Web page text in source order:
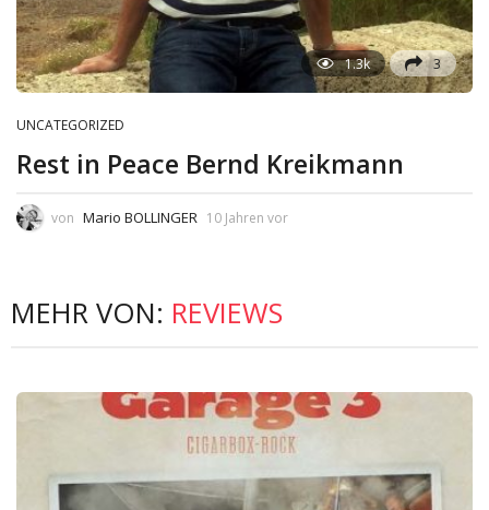
1.3k 3
UNCATEGORIZED
Rest in Peace Bernd Kreikmann
von Mario BOLLINGER 10 Jahren vor
MEHR VON: REVIEWS